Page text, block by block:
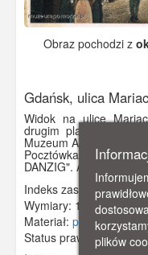
Obraz pochodzi z
Gdańsk, ulica
Widok na ulicę
drugim planie wieża
Muzeum Archeologiczne.
Pocztówka z
DANZIG". Auch als
Indeks zasobu:
Wymiary: 140 x 90 mm
Materiał: pocztówka
Status prawny:Użycie
plików